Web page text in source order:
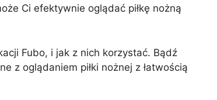
Ci efektywnie oglądać piłkę nożną
Fubo, i jak z nich korzystać. Bądź
z oglądaniem piłki nożnej z łatwością